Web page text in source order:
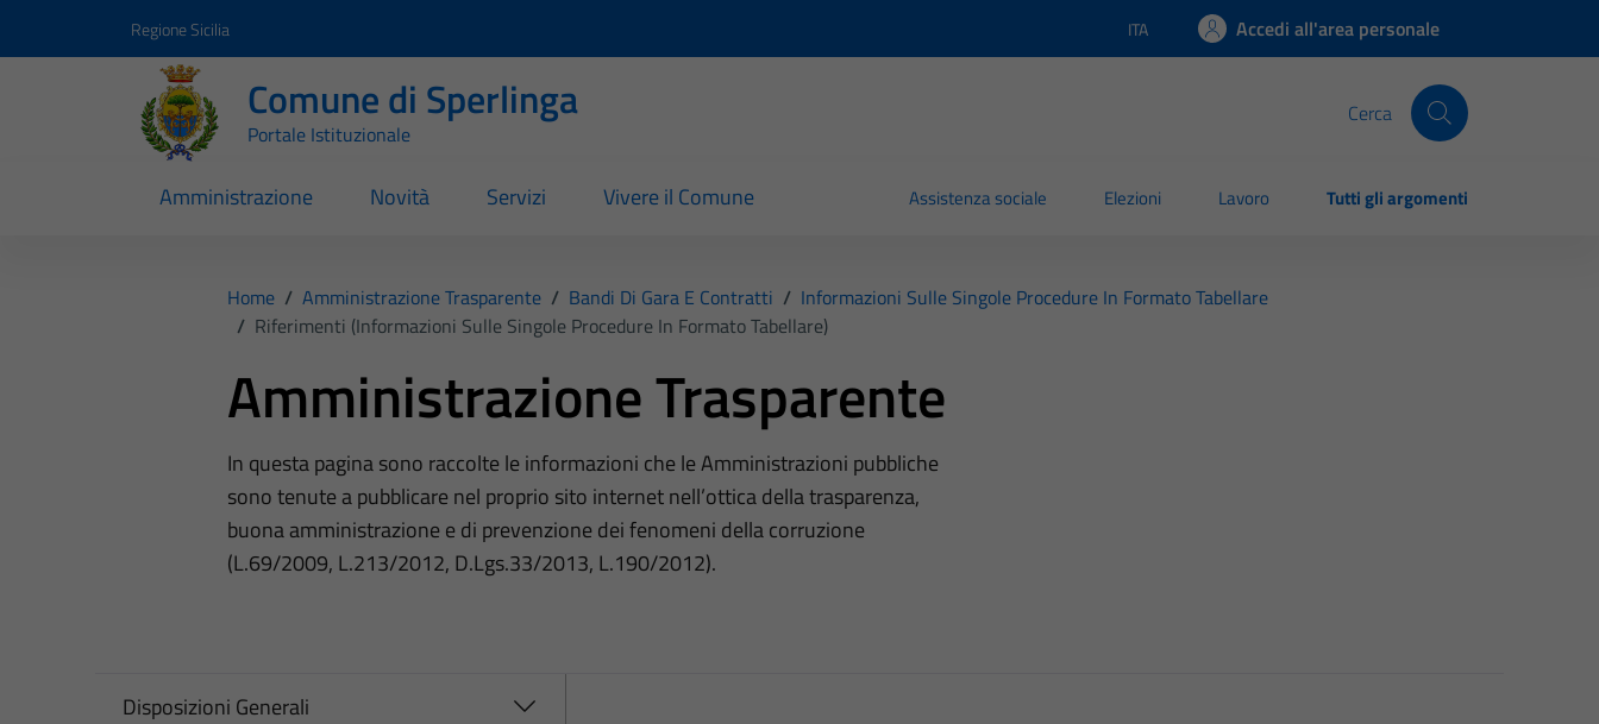
Regione Sicilia Lingua attiva:
ITA Accedi all'area personale
Comune di Sperlinga
Portale Istituzionale
Cerca
Amministrazione Novità Servizi Vivere il Comune Assistenza sociale Elezioni Lavoro Tutti gli argomenti
Home / Amministrazione Trasparente / Bandi Di Gara E Contratti / Informazioni Sulle Singole Procedure In Formato Tabellare
/ Riferimenti (Informazioni Sulle Singole Procedure In Formato Tabellare)
Amministrazione Trasparente
In questa pagina sono raccolte le informazioni che le Amministrazioni pubbliche
sono tenute a pubblicare nel proprio sito internet nell’ottica della trasparenza,
buona amministrazione e di prevenzione dei fenomeni della corruzione
(L.69/2009, L.213/2012, D.Lgs.33/2013, L.190/2012).
Disposizioni Generali